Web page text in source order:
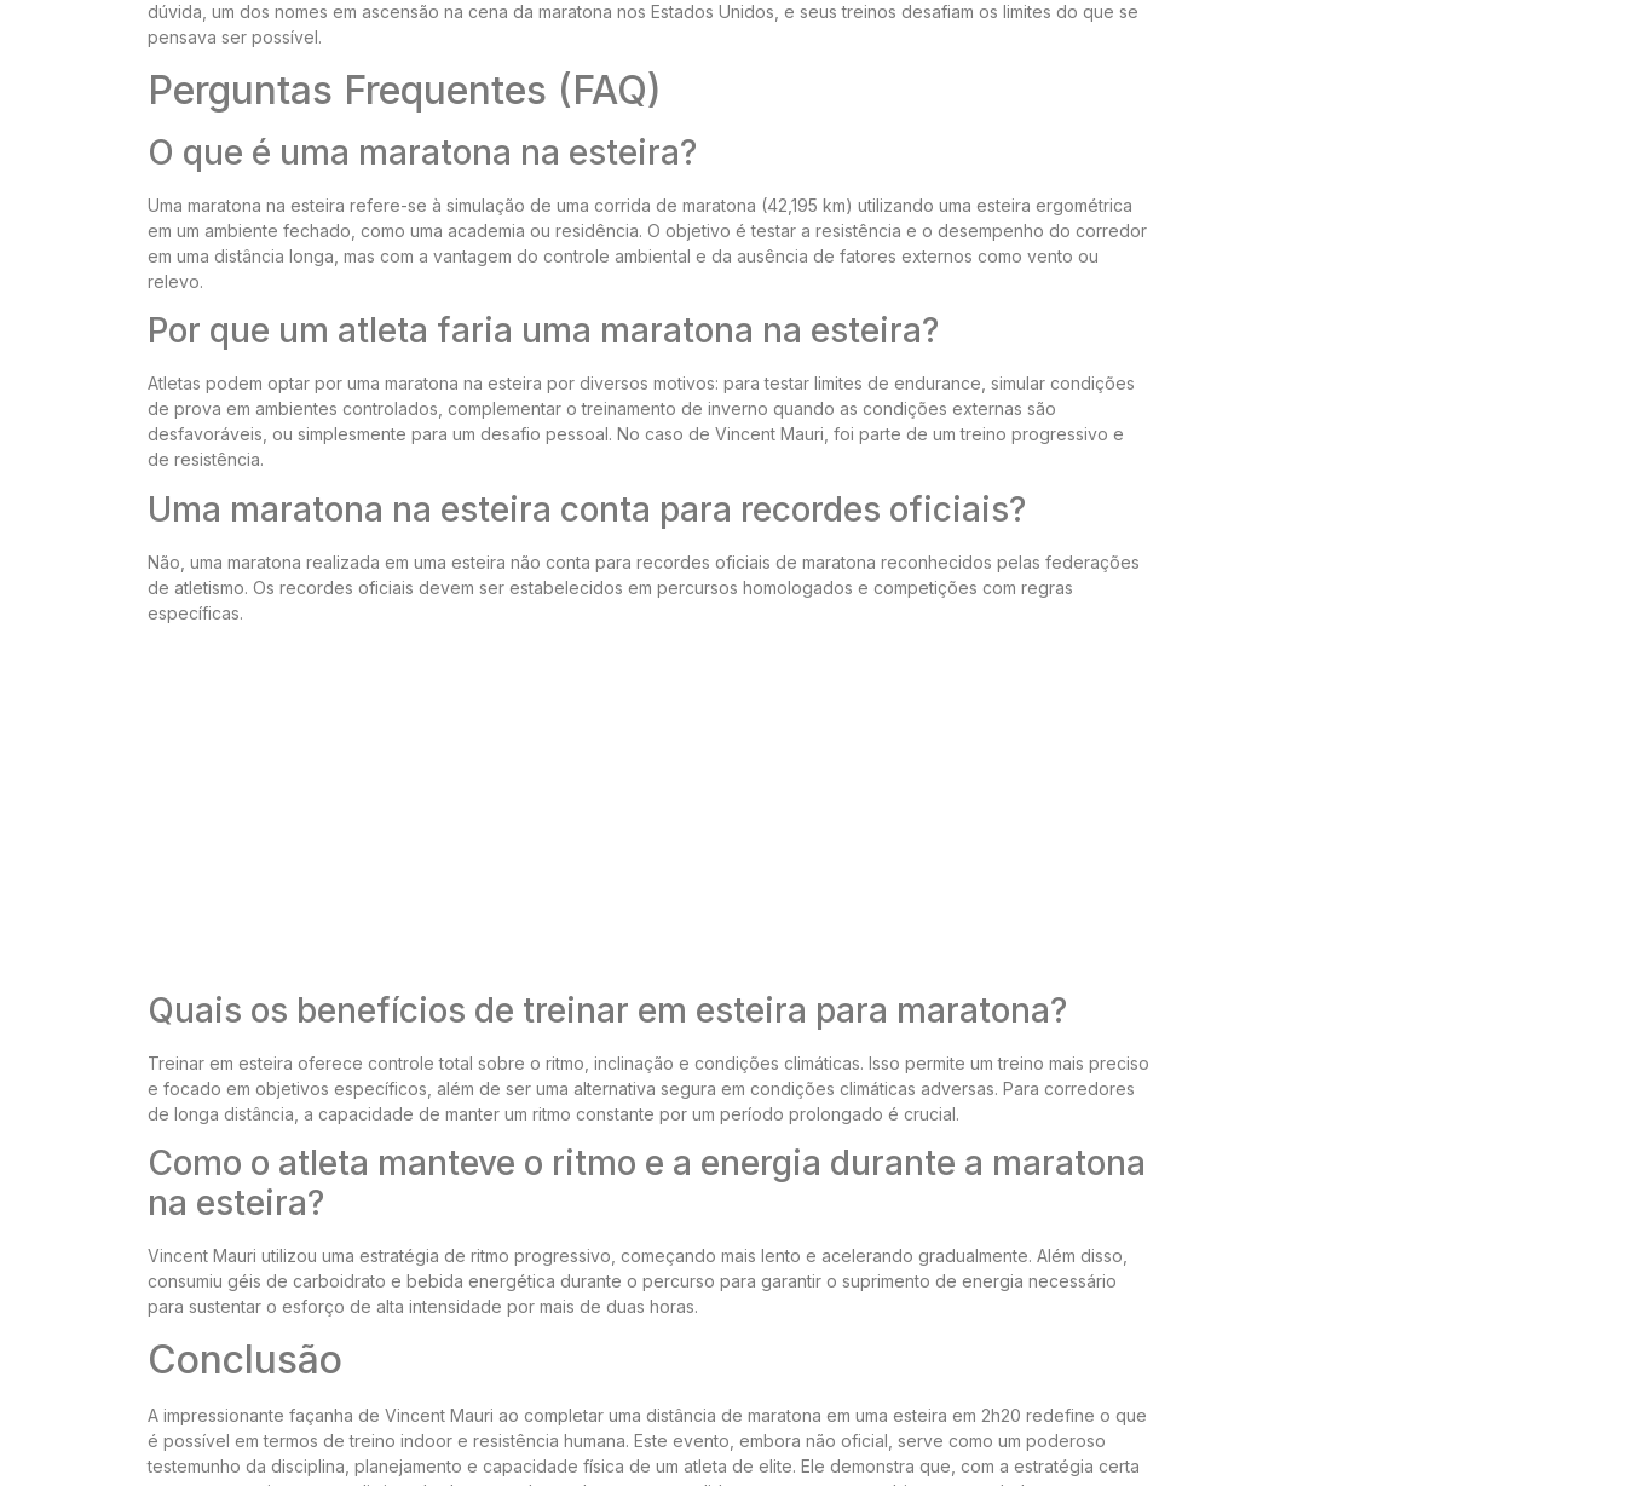
dúvida, um dos nomes em ascensão na cena da maratona nos Estados Unidos, e seus treinos desafiam os limites do que se
pensava ser possível.
Perguntas Frequentes (FAQ)
O que é uma maratona na esteira?
Uma maratona na esteira refere-se à simulação de uma corrida de maratona (42,195 km) utilizando uma esteira ergométrica
em um ambiente fechado, como uma academia ou residência. O objetivo é testar a resistência e o desempenho do corredor
em uma distância longa, mas com a vantagem do controle ambiental e da ausência de fatores externos como vento ou
relevo.
Por que um atleta faria uma maratona na esteira?
Atletas podem optar por uma maratona na esteira por diversos motivos: para testar limites de endurance, simular condições
de prova em ambientes controlados, complementar o treinamento de inverno quando as condições externas são
desfavoráveis, ou simplesmente para um desafio pessoal. No caso de Vincent Mauri, foi parte de um treino progressivo e
de resistência.
Uma maratona na esteira conta para recordes oficiais?
Não, uma maratona realizada em uma esteira não conta para recordes oficiais de maratona reconhecidos pelas federações
de atletismo. Os recordes oficiais devem ser estabelecidos em percursos homologados e competições com regras
específicas.
Quais os benefícios de treinar em esteira para maratona?
Treinar em esteira oferece controle total sobre o ritmo, inclinação e condições climáticas. Isso permite um treino mais preciso
e focado em objetivos específicos, além de ser uma alternativa segura em condições climáticas adversas. Para corredores
de longa distância, a capacidade de manter um ritmo constante por um período prolongado é crucial.
Como o atleta manteve o ritmo e a energia durante a maratona
na esteira?
Vincent Mauri utilizou uma estratégia de ritmo progressivo, começando mais lento e acelerando gradualmente. Além disso,
consumiu géis de carboidrato e bebida energética durante o percurso para garantir o suprimento de energia necessário
para sustentar o esforço de alta intensidade por mais de duas horas.
Conclusão
A impressionante façanha de Vincent Mauri ao completar uma distância de maratona em uma esteira em 2h20 redefine o que
é possível em termos de treino indoor e resistência humana. Este evento, embora não oficial, serve como um poderoso
testemunho da disciplina, planejamento e capacidade física de um atleta de elite. Ele demonstra que, com a estratégia certa